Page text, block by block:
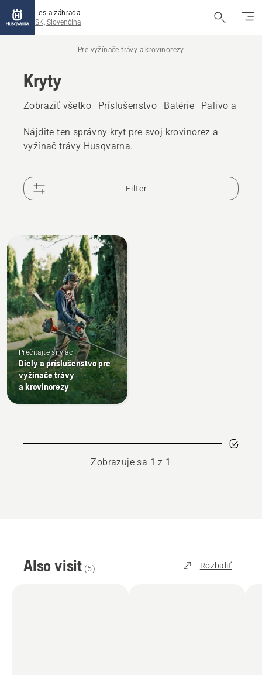
Les a záhrada
SK, Slovenčina
Pre vyžínače trávy a krovinorezy
Kryty
Zobraziť všetko Príslušenstvo Batérie Palivo a olej
Nájdite ten správny kryt pre svoj krovinorez a
vyžínač trávy Husqvarna.
Filter
Všetky
výrobky
Prečítajte si viac
Diely a príslušenstvo pre
vyžínače trávy
a krovinorezy
Zobrazuje sa 1 z 1
Also visit (5) Rozbaliť